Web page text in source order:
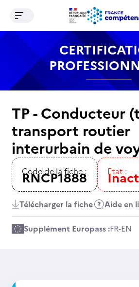
Contenu Recherche Menu
Ouvrir le menu de navigation
TP - Conducteur
transport routier
interurbain de
Code de la fiche :
RNCP1888 Etat :
Télécharger la fiche Aide en
Supplément Europass :FR-EN